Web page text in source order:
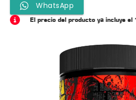
WhatsApp
El precio del producto ya incluye el